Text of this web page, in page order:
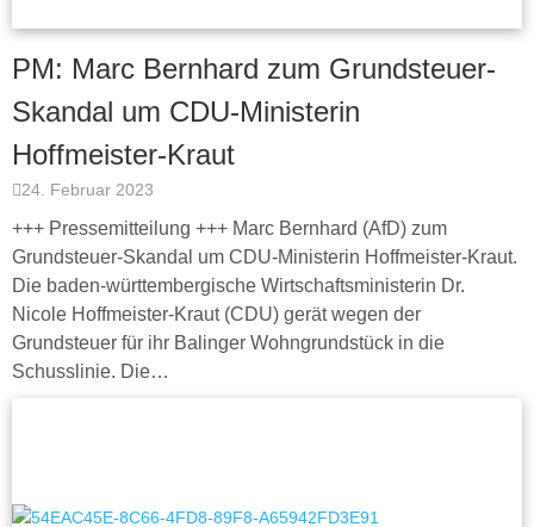
PM: Marc Bernhard zum Grundsteuer-
Skandal um CDU-Ministerin
Hoffmeister-Kraut
24. Februar 2023
+++ Pressemitteilung +++ Marc Bernhard (AfD) zum
Grundsteuer-Skandal um CDU-Ministerin Hoffmeister-Kraut.
Die baden-württembergische Wirtschaftsministerin Dr.
Nicole Hoffmeister-Kraut (CDU) gerät wegen der
Grundsteuer für ihr Balinger Wohngrundstück in die
Schusslinie. Die…